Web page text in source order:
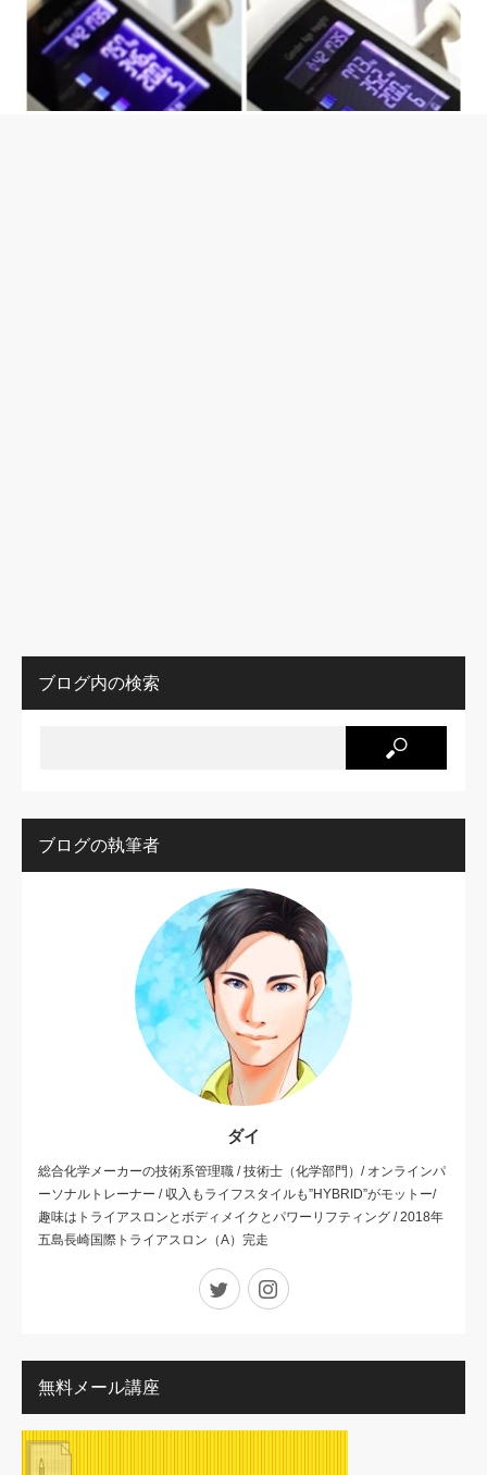
ブログ内の検索
ブログの執筆者
ダイ
総合化学メーカーの技術系管理職 / 技術士（化学部門）/ オンラインパ
ーソナルトレーナー / 収入もライフスタイルも”HYBRID”がモットー/
趣味はトライアスロンとボディメイクとパワーリフティング / 2018年
五島長崎国際トライアスロン（A）完走
Twitter Instagram
無料メール講座